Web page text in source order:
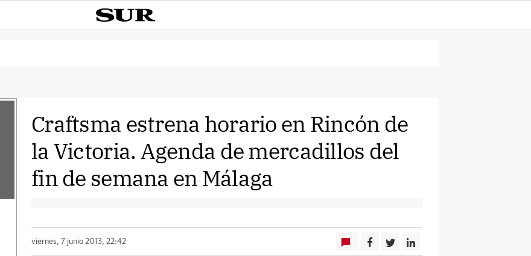
Craftsma estrena horario en Rincón de
la Victoria. Agenda de mercadillos del
fin de semana en Málaga
viernes, 7 junio 2013, 22:42